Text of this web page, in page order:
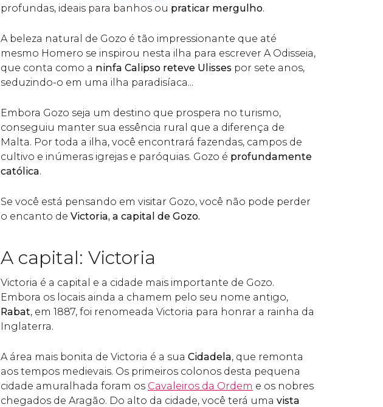
profundas, ideais para banhos ou praticar mergulho.
A beleza natural de Gozo é tão impressionante que até
mesmo Homero se inspirou nesta ilha para escrever A Odisseia,
que conta como a ninfa Calipso reteve Ulisses por sete anos,
seduzindo-o em uma ilha paradisíaca...
Embora Gozo seja um destino que prospera no turismo,
conseguiu manter sua essência rural que a diferença de
Malta. Por toda a ilha, você encontrará fazendas, campos de
cultivo e inúmeras igrejas e paróquias. Gozo é profundamente
católica.
Se você está pensando em visitar Gozo, você não pode perder
o encanto de Victoria, a capital de Gozo.
A capital: Victoria
Victoria é a capital e a cidade mais importante de Gozo.
Embora os locais ainda a chamem pelo seu nome antigo,
Rabat, em 1887, foi renomeada Victoria para honrar a rainha da
Inglaterra.
A área mais bonita de Victoria é a sua Cidadela, que remonta
aos tempos medievais. Os primeiros colonos desta pequena
cidade amuralhada foram os Cavaleiros da Ordem e os nobres
chegados de Aragão. Do alto da cidade, você terá uma vista